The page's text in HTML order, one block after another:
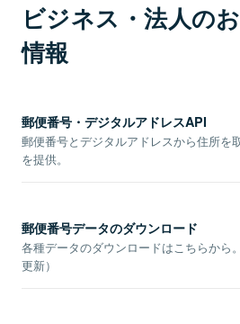
ビジネス・法人の
情報
郵便番号・デジタルアドレスAPI
郵便番号とデジタルアドレスから住所を
を提供。
郵便番号データのダウンロード
各種データのダウンロードはこちらから
更新）